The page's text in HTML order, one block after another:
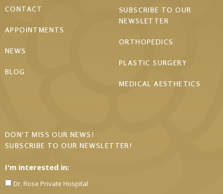
CONTACT
APPOINTMENTS
NEWS
BLOG
SUBSCRIBE TO OUR
NEWSLETTER
ORTHOPEDICS
PLASTIC SURGERY
MEDICAL AESTHETICS
DON'T MISS OUR NEWS!
SUBSCRIBE TO OUR NEWSLETTER!
I'm interested in:
Dr. Rose Private Hospital